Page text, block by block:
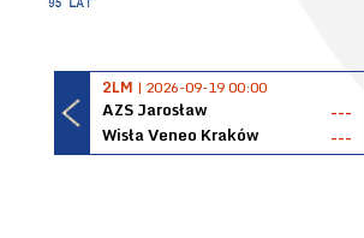
2LM | 2026-09-19 00:00
AZS Jarosław
---
Wisła Veneo Kraków
---